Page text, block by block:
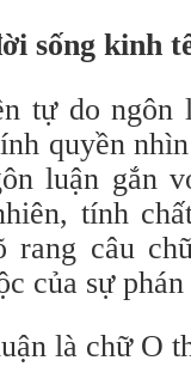
sống kinh
tự do ngôn
quyền
luận gắn
tính
rang câu
của sự
là chữ O